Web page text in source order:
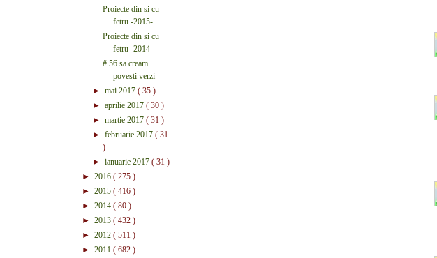
Proiecte din si cu
fetru -2015-
Proiecte din si cu
fetru -2014-
# 56 sa cream
povesti verzi
► mai 2017 ( 35 )
► aprilie 2017 ( 30 )
► martie 2017 ( 31 )
► februarie 2017 ( 31
)
► ianuarie 2017 ( 31 )
► 2016 ( 275 )
► 2015 ( 416 )
► 2014 ( 80 )
► 2013 ( 432 )
► 2012 ( 511 )
► 2011 ( 682 )